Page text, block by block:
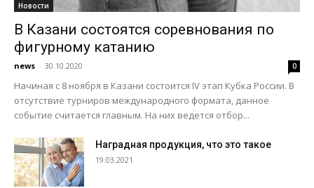
Новости
В Казани состоятся соревнования по
фигурному катанию
news - 30.10.2020 0
Начиная с 8 ноября в Казани состоится IV этап Кубка России. В
отсутствие турниров международного формата, данное
событие считается главным. На них ведется отбор...
Наградная продукция, что это такое
19.03.2021